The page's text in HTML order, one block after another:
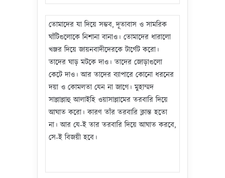
তোমাদের যা দিয়ে সম্ভব, দূতাবাস ও সামরিক
ঘাঁটিগুলোকে নিশানা বানাও। তোমাদের ধারালো
খঞ্জর দিয়ে জায়নবাদীদেরকে টার্গেট করো।
তাদের ঘাড় মটকে দাও। তাদের জোড়াগুলো
কেটে দাও। আর তাদের ব্যাপারে কোনো ধরনের
দয়া ও কোমলতা যেন না জাগে। মুহাম্মদ
সাল্লাল্লাহু আলাইহি ওয়াসাল্লামের তরবারি দিয়ে
আঘাত করো। কারণ তাঁর তরবারি ক্লান্ত হতো
না। আর যে-ই তার তরবারি দিয়ে আঘাত করবে,
সে-ই বিজয়ী হবে।